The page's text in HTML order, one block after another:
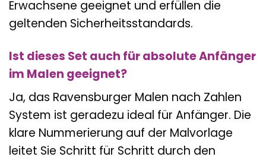
Erwachsene geeignet und erfüllen die
geltenden Sicherheitsstandards.
Ist dieses Set auch für absolute Anfänger
im Malen geeignet?
Ja, das Ravensburger Malen nach Zahlen
System ist geradezu ideal für Anfänger. Die
klare Nummerierung auf der Malvorlage
leitet Sie Schritt für Schritt durch den